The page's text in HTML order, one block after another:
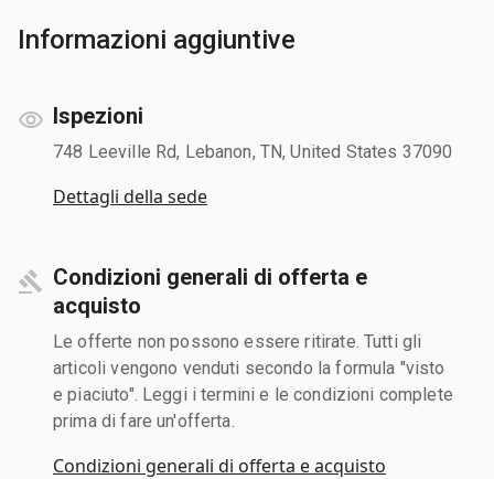
Informazioni aggiuntive
Ispezioni
748 Leeville Rd, Lebanon, TN, United States 37090
Dettagli della sede
Condizioni generali di offerta e
acquisto
Le offerte non possono essere ritirate. Tutti gli
articoli vengono venduti secondo la formula "visto
e piaciuto". Leggi i termini e le condizioni complete
prima di fare un'offerta.
Condizioni generali di offerta e acquisto